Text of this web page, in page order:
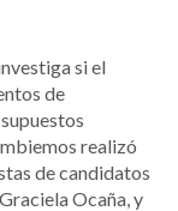
si el
de
realizó
de candidatos
Ocaña, y